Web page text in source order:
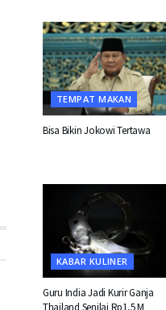
TEMPAT MAKAN
Bisa Bikin Jokowi Tertawa
KABAR KULINER
Guru India Jadi Kurir Ganja